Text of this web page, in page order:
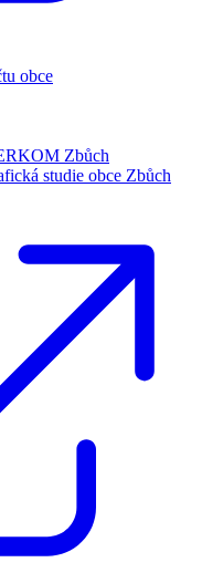
obce
Zbůch
studie obce Zbůch